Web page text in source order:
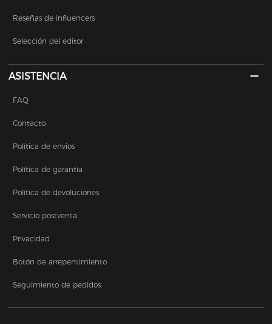
Reseñas de influencers
Selección del editor
ASISTENCIA
FAQ
Contacto
Política de envios
Política de garantía
Política de devoluciones
Servicio postventa
Privacidad
Botón de arrepentimiento
Seguimiento de pedidos